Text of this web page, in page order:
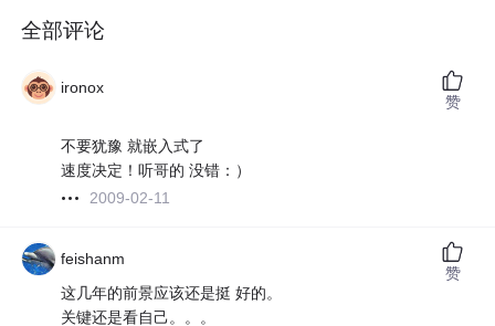
全部评论
ironox
不要犹豫 就嵌入式了
速度决定！听哥的 没错：）
2009-02-11
赞
feishanm
这几年的前景应该还是挺 好的。
关键还是看自己。。。
赞